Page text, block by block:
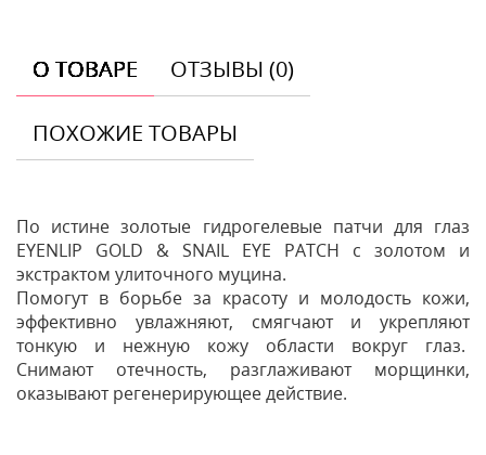
О ТОВАРЕ ОТЗЫВЫ (0)
ПОХОЖИЕ ТОВАРЫ
По истине золотые гидрогелевые патчи для глаз
EYENLIP GOLD & SNAIL EYE PATCH с золотом и
экстрактом улиточного муцина.
Помогут в борьбе за красоту и молодость кожи,
эффективно увлажняют, смягчают и укрепляют
тонкую и нежную кожу области вокруг глаз.
Снимают отечность, разглаживают морщинки,
оказывают регенерирующее действие.